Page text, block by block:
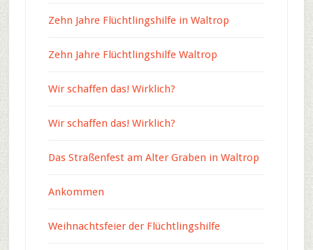
Zehn Jahre Flüchtlingshilfe in Waltrop
Zehn Jahre Flüchtlingshilfe Waltrop
Wir schaffen das! Wirklich?
Wir schaffen das! Wirklich?
Das Straßenfest am Alter Graben in Waltrop
Ankommen
Weihnachtsfeier der Flüchtlingshilfe